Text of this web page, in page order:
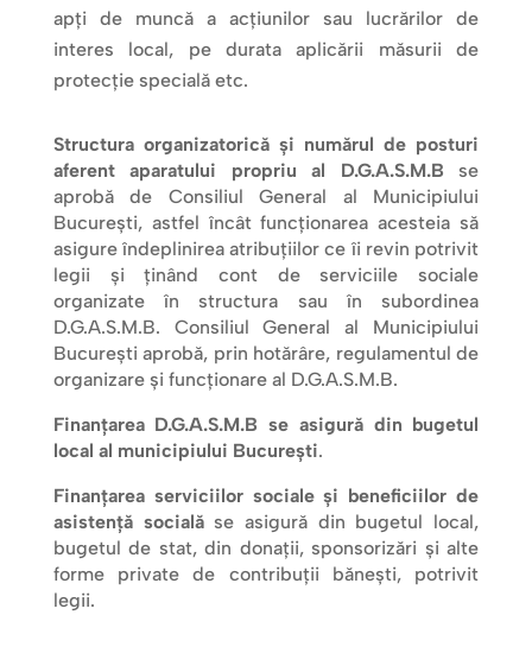
apți de muncă a acțiunilor sau lucrărilor de
interes local, pe durata aplicării măsurii de
protecție specială etc.
Structura organizatorică și numărul de posturi
aferent aparatului propriu al D.G.A.S.M.B se
aprobă de Consiliul General al Municipiului
București, astfel încât funcționarea acesteia să
asigure îndeplinirea atribuțiilor ce îi revin potrivit
legii și ținând cont de serviciile sociale
organizate în structura sau în subordinea
D.G.A.S.M.B. Consiliul General al Municipiului
București aprobă, prin hotărâre, regulamentul de
organizare și funcționare al D.G.A.S.M.B.
Finanțarea D.G.A.S.M.B se asigură din bugetul
local al municipiului București.
Finanțarea serviciilor sociale și beneficiilor de
asistență socialăse asigură din bugetul local,
bugetul de stat, din donații, sponsorizări și alte
forme private de contribuții bănești, potrivit
legii.